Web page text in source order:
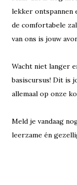
lekker ontspannen
de comfortabele
van ons is jouw
Wacht niet langer
basiscursus! Dit is
allemaal op onze
Meld je vandaag
leerzame én